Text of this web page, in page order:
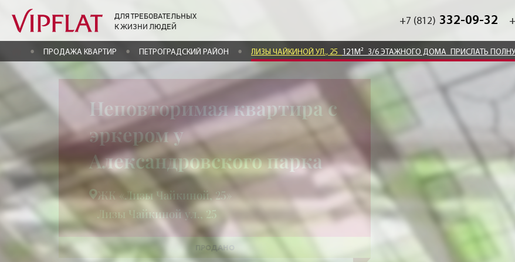
ДЛЯ ТРЕБОВАТЕЛЬНЫХ
К ЖИЗНИ ЛЮДЕЙ
+7 (812) 332-09-32
ГЛАВНАЯПРОДАЖА КВАРТИР ПЕТРОГРАДСКИЙ РАЙОН ЛИЗЫ ЧАЙКИНОЙ УЛ., 25 121М² 3/6 ЭТАЖНОГО ДОМА ПРИСЛАТЬ
Неповторимая квартира с
эркером у
Александровского парка
ЖК «Лизы Чайкиной, 25»
Лизы Чайкиной ул., 25